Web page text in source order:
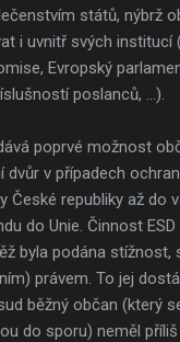
států, nýbrž
i uvnitř svých institucí
Evropský
poslanců, ...).
poprvé možnost
dvůr v případech
České republiky až do
do Unie. Činnost
byla podána stížnost,
právem. To jej
běžný občan (který
do sporu) neměl